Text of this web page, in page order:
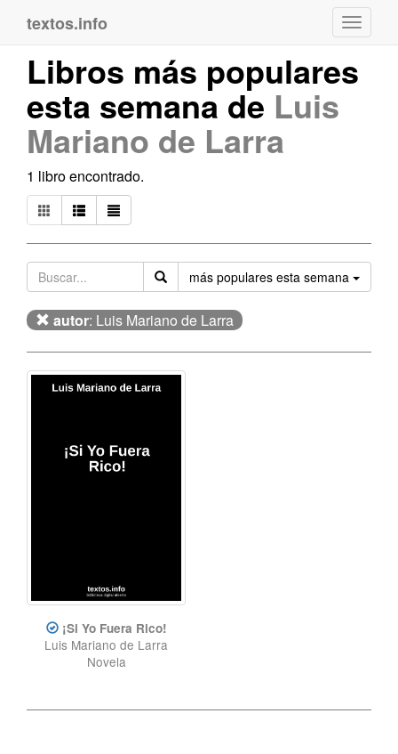
textos.info
Libros más populares
esta semana de Luis
Mariano de Larra
1 libro encontrado.
más populares esta semana
autor: Luis Mariano de Larra
¡Si Yo Fuera Rico!
Luis Mariano de Larra
Novela